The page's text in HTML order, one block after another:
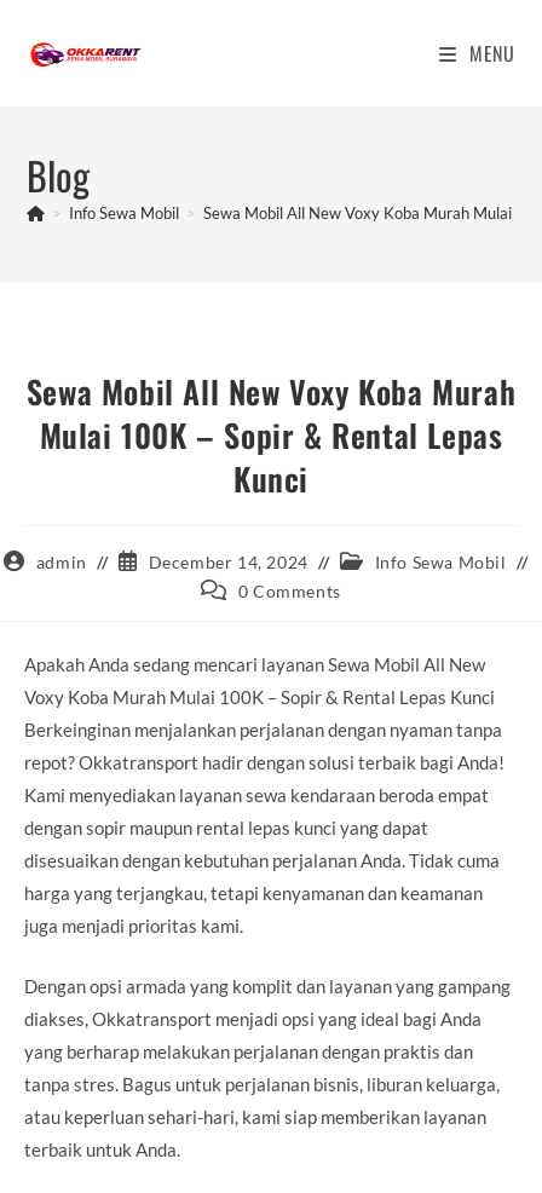
content
MENU
Blog
> Info Sewa Mobil > Sewa Mobil All New Voxy Koba Murah Mulai
Sewa Mobil All New Voxy Koba Murah
Mulai 100K – Sopir & Rental Lepas
Kunci
Postadmin
Post
published:
December 14, 2024
Post Info Sewa Mobil
Post 0 Comments
Apakah Anda sedang mencari layanan Sewa Mobil All New
Voxy Koba Murah Mulai 100K – Sopir & Rental Lepas Kunci
Berkeinginan menjalankan perjalanan dengan nyaman tanpa
repot? Okkatransport hadir dengan solusi terbaik bagi Anda!
Kami menyediakan layanan sewa kendaraan beroda empat
dengan sopir maupun rental lepas kunci yang dapat
disesuaikan dengan kebutuhan perjalanan Anda. Tidak cuma
harga yang terjangkau, tetapi kenyamanan dan keamanan
juga menjadi prioritas kami.
Dengan opsi armada yang komplit dan layanan yang gampang
diakses, Okkatransport menjadi opsi yang ideal bagi Anda
yang berharap melakukan perjalanan dengan praktis dan
tanpa stres. Bagus untuk perjalanan bisnis, liburan keluarga,
atau keperluan sehari-hari, kami siap memberikan layanan
terbaik untuk Anda.